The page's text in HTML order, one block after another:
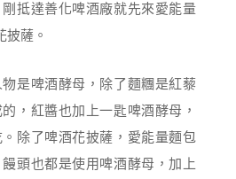
抵達善化啤酒廠就先來愛能量
披薩。
是啤酒酵母，除了麵糰是紅藜
，紅醬也加上一匙啤酒酵母，
除了啤酒花披薩，愛能量麵包
頭也都是使用啤酒酵母，加上